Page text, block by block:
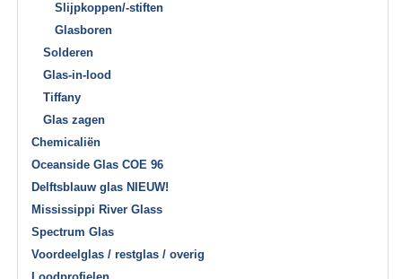
Slijpkoppen/-stiften
Glasboren
Solderen
Glas-in-lood
Tiffany
Glas zagen
Chemicaliën
Oceanside Glas COE 96
Delftsblauw glas NIEUW!
Mississippi River Glass
Spectrum Glas
Voordeelglas / restglas / overig